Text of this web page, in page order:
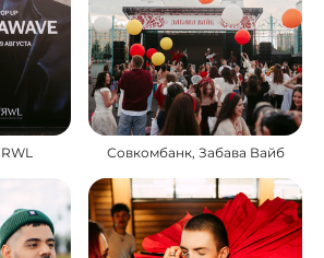
Совкомбанк, Забава Вайб